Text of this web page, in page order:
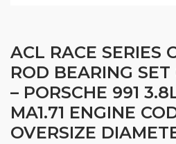
ACL RACE SERIES
ROD BEARING
– PORSCHE 991
MA1.71 ENGINE
OVERSIZE